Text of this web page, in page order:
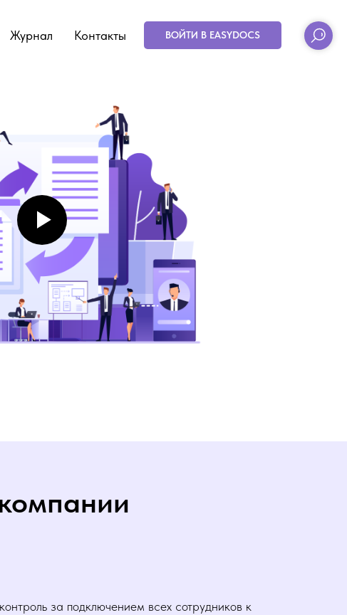
Журнал Контакты ВОЙТИ В EASYDOCS
за подключением всех сотрудников к